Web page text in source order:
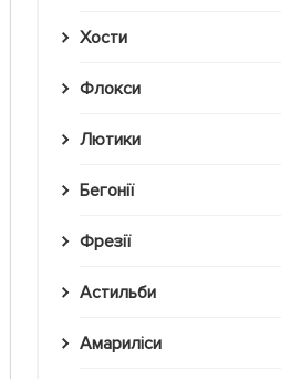
Хости
Флокси
Лютики
Бегонії
Фрезії
Астильби
Амариліси